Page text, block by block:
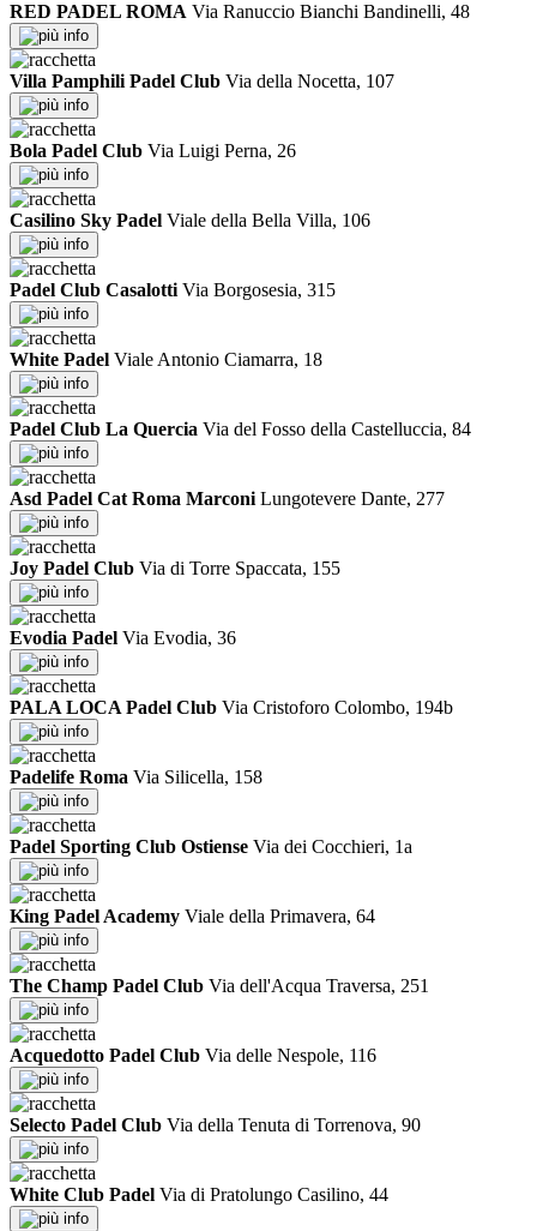
RED PADEL ROMA Via Ranuccio Bianchi Bandinelli, 48
info
Villa Pamphili Padel Club Via della Nocetta, 107
info
Bola Padel Club Via Luigi Perna, 26
info
Casilino Sky Padel Viale della Bella Villa, 106
info
Padel Club Casalotti Via Borgosesia, 315
info
White Padel Viale Antonio Ciamarra, 18
info
Padel Club La Quercia Via del Fosso della Castelluccia, 84
info
Asd Padel Cat Roma Marconi Lungotevere Dante, 277
info
Joy Padel Club Via di Torre Spaccata, 155
info
Evodia Padel Via Evodia, 36
info
PALA LOCA Padel Club Via Cristoforo Colombo, 194b
info
Padelife Roma Via Silicella, 158
info
Padel Sporting Club Ostiense Via dei Cocchieri, 1a
info
King Padel Academy Viale della Primavera, 64
info
The Champ Padel Club Via dell'Acqua Traversa, 251
info
Acquedotto Padel Club Via delle Nespole, 116
info
Selecto Padel Club Via della Tenuta di Torrenova, 90
info
White Club Padel Via di Pratolungo Casilino, 44
info